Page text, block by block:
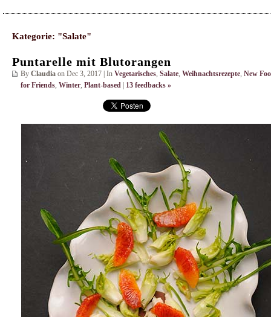
Kategorie: "Salate"
Puntarelle mit Blutorangen
By Claudia on Dec 3, 2017 | In Vegetarisches, Salate, Weihnachtsrezepte, New
for Friends, Winter, Plant-based 13 feedbacks »